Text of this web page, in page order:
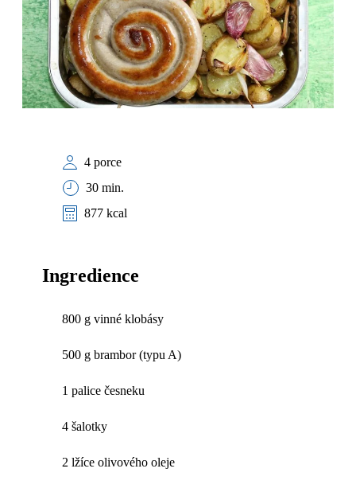
4 porce
30 min.
877 kcal
Ingredience
800 g vinné klobásy
500 g brambor (typu A)
1 palice česneku
4 šalotky
2 lžíce olivového oleje